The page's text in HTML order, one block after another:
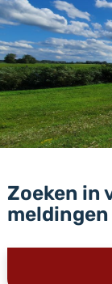
Zoeken in
meldingen